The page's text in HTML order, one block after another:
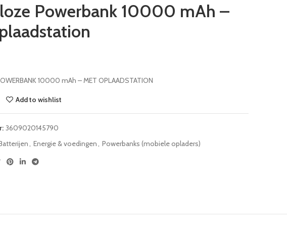
Powerbank 10000 mAh –
10000 mAh – MET OPLAADSTATION
Add to wishlist
3609020145790
, Energie & voedingen, Powerbanks (mobiele opladers)